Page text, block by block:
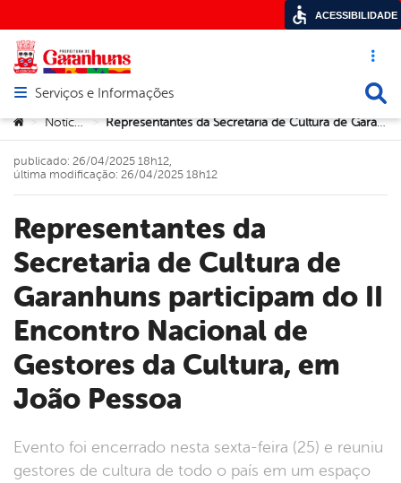
Acesso
Abrir menu principal de navegação
Serviços e Informações
Você está aqui:
> Notícias > Representantes da Secretaria de Cultura de Garanhuns participam do II Encontro Nacional de Gestores da Cultura, em João Pessoa
Representantes da
Secretaria de Cultura de
Garanhuns participam do II
Encontro Nacional de
Gestores da Cultura, em
João Pessoa
Evento foi encerrado nesta sexta-feira (25) e reuniu
gestores de cultura de todo o país em um espaço
publicado: 26/04/2025 18h12,
última modificação: 26/04/2025 18h12
ACESSIBILIDADE